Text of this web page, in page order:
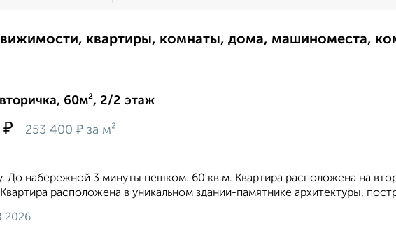
квартиры, комнаты, дома, машиноместа,
60м², 2/2 этаж
₽ 253 400 ₽ за м²
До набережной 3 минуты пешком. 60 кв.м. Квартира расположена на
расположена в уникальном здании-памятнике архитектуры,